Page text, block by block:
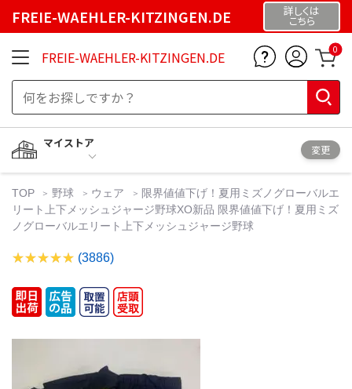
FREIE-WAEHLER-KITZINGEN.DE 詳しくは
こちら
FREIE-WAEHLER-KITZINGEN.DE 0
マイストア
変更
TOP 野球 ウェア
限界値値下げ！夏用ミズノグローバルエ
リート上下メッシュジャージ野球XO新品 限界値値下げ！夏用ミズ
ノグローバルエリート上下メッシュジャージ野球
(3886)